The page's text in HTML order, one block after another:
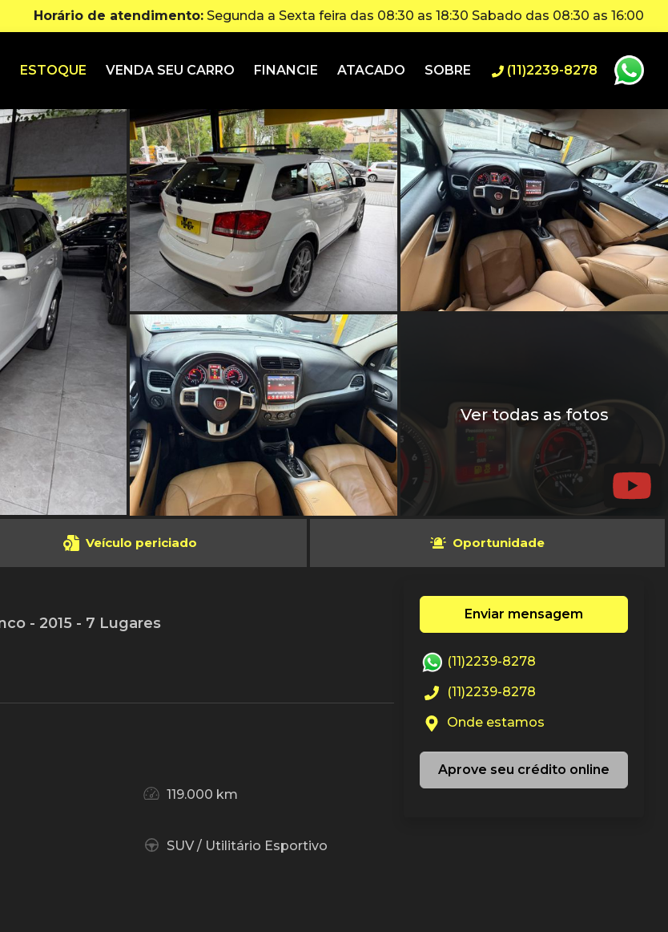
Horário de atendimento: Segunda a Sexta feira das 08:30 as 18:30 Sabado das 08:30 as 16:00
ESTOQUE VENDA SEU CARRO FINANCIE ATACADO SOBRE (11)2239-8278
Ver todas as fotos
Veículo periciado Oportunidade
- 2015 - 7 Lugares
119.000 km
SUV / Utilitário Esportivo
Enviar mensagem
(11)2239-8278
(11)2239-8278
Onde estamos
Aprove seu crédito online